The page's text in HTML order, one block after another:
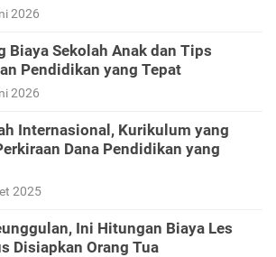
2026
Biaya Sekolah Anak dan Tips
Pendidikan yang Tepat
2026
Internasional, Kurikulum yang
Dana Pendidikan yang
2025
Ini Hitungan Biaya Les
Disiapkan Orang Tua